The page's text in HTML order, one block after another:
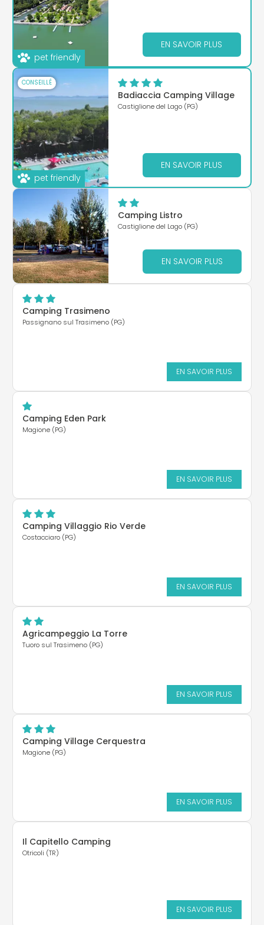
pet friendly
EN SAVOIR PLUS
CONSEILLÉ
pet friendly
Badiaccia Camping Village
Castiglione del Lago (PG)
EN SAVOIR PLUS
Camping Listro
Castiglione del Lago (PG)
EN SAVOIR PLUS
Camping Trasimeno
Passignano sul Trasimeno (PG)
EN SAVOIR PLUS
Camping Eden Park
Magione (PG)
EN SAVOIR PLUS
Camping Villaggio Rio Verde
Costacciaro (PG)
EN SAVOIR PLUS
Agricampeggio La Torre
Tuoro sul Trasimeno (PG)
EN SAVOIR PLUS
Camping Village Cerquestra
Magione (PG)
EN SAVOIR PLUS
Il Capitello Camping
Otricoli (TR)
EN SAVOIR PLUS